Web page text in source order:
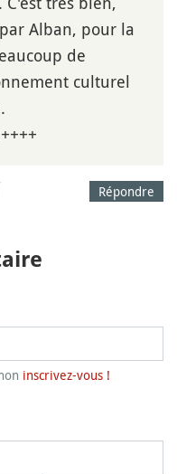
Alban, pour la
de
culturel
Répondre
inscrivez-vous !